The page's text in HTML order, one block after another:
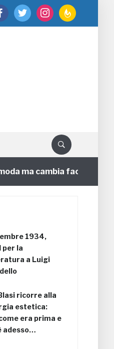
twitter instagramfeedburner
cambia faccia
1934,
per la
a Luigi
ricorre alla
estetica:
era prima e
adesso…